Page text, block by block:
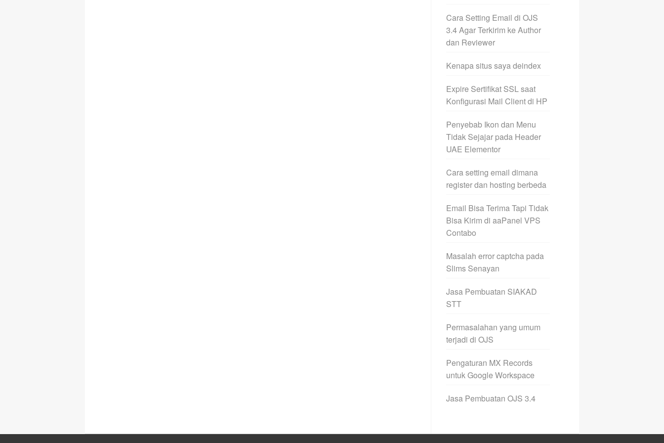
Cara Setting Email di OJS
3.4 Agar Terkirim ke Author
dan Reviewer
Kenapa situs saya deindex
Expire Sertifikat SSL saat
Konfigurasi Mail Client di HP
Penyebab Ikon dan Menu
Tidak Sejajar pada Header
UAE Elementor
Cara setting email dimana
register dan hosting berbeda
Email Bisa Terima Tapi Tidak
Bisa Kirim di aaPanel VPS
Contabo
Masalah error captcha pada
Slims Senayan
Jasa Pembuatan SIAKAD
STT
Permasalahan yang umum
terjadi di OJS
Pengaturan MX Records
untuk Google Workspace
Jasa Pembuatan OJS 3.4